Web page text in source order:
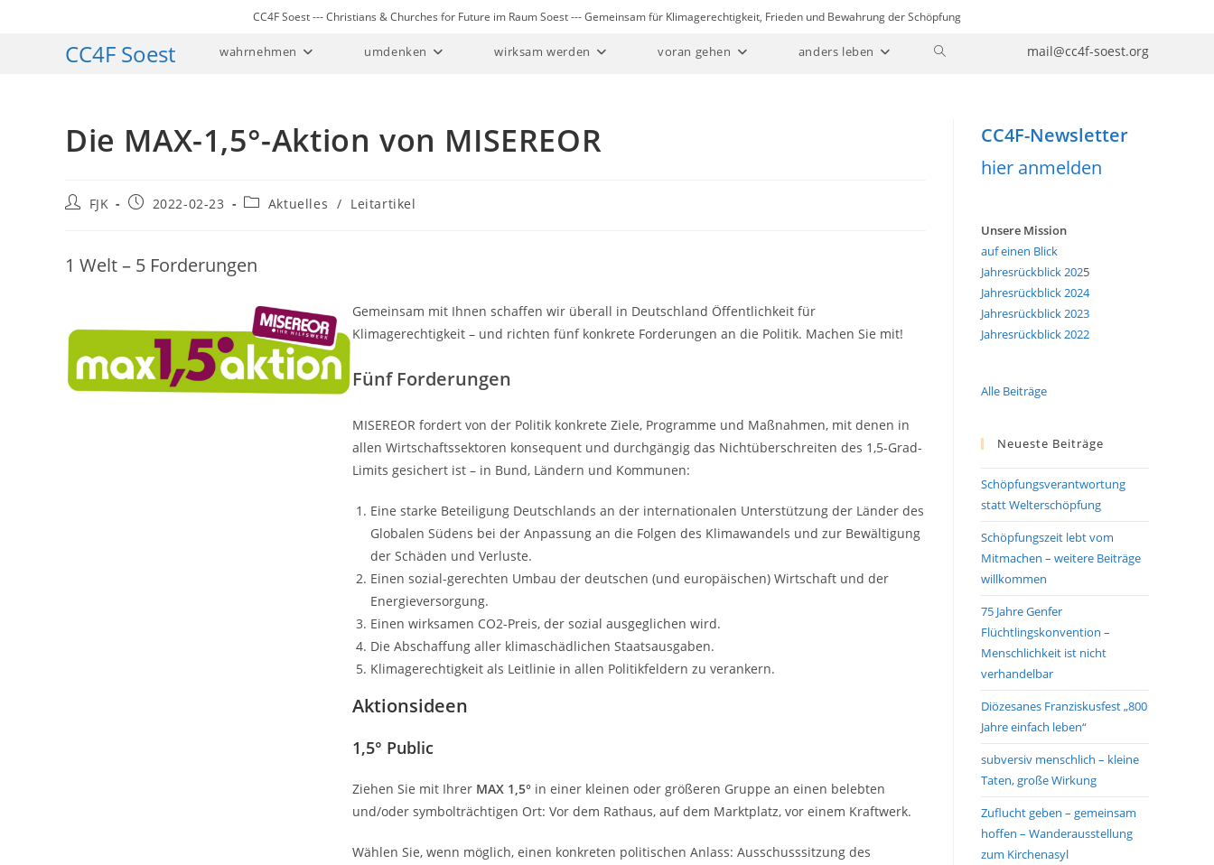
CC4F Soest --- Christians & Churches for Future im Raum Soest --- Gemeinsam für Klimagerechtigkeit, Frieden und Bewahrung der Schöpfung
CC4F Soest mail@cc4f-soest.org
wahrnehmen umdenken wirksam werden voran gehen anders leben
Website-
Die MAX-1,5°-Aktion von MISEREOR
Beitrags-
FJK
Beitrag2022-02-23
Beitrags-
Aktuelles / Leitartikel
1 Welt – 5 Forderungen
Gemeinsam mit Ihnen schaffen wir überall in Deutschland Öffentlichkeit für
Klimagerechtigkeit – und richten fünf konkrete Forderungen an die Politik. Machen Sie mit!
Fünf Forderungen
MISEREOR fordert von der Politik konkrete Ziele, Programme und Maßnahmen, mit denen in
allen Wirtschaftssektoren konsequent und durchgängig das Nichtüberschreiten des 1,5-Grad-
Limits gesichert ist – in Bund, Ländern und Kommunen:
Eine starke Beteiligung Deutschlands an der internationalen Unterstützung der Länder des
Globalen Südens bei der Anpassung an die Folgen des Klimawandels und zur Bewältigung
der Schäden und Verluste.
Einen sozial-gerechten Umbau der deutschen (und europäischen) Wirtschaft und der
Energieversorgung.
Einen wirksamen CO2-Preis, der sozial ausgeglichen wird.
Die Abschaffung aller klimaschädlichen Staatsausgaben.
Klimagerechtigkeit als Leitlinie in allen Politikfeldern zu verankern.
Aktionsideen
1,5° Public
Ziehen Sie mit Ihrer MAX 1,5°in einer kleinen oder größeren Gruppe an einen belebten
und/oder symbolträchtigen Ort: Vor dem Rathaus, auf dem Marktplatz, vor einem Kraftwerk.
Wählen Sie, wenn möglich, einen konkreten politischen Anlass: Ausschusssitzung des
CC4F-Newsletter
hier anmelden
Unsere Mission
auf einen Blick
Jahresrückblick 2025
Jahresrückblick 2024
Jahresrückblick 2023
Jahresrückblick 2022
Alle Beiträge
Neueste Beiträge
Schöpfungsverantwortung
statt Welterschöpfung
Schöpfungszeit lebt vom
Mitmachen – weitere Beiträge
willkommen
75 Jahre Genfer
Flüchtlingskonvention –
Menschlichkeit ist nicht
verhandelbar
Diözesanes Franziskusfest „800
Jahre einfach leben“
subversiv menschlich – kleine
Taten, große Wirkung
Zuflucht geben – gemeinsam
hoffen – Wanderausstellung
zum Kirchenasyl